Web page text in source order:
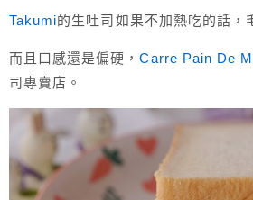
Takumi的生吐司如果不加熱吃的話，
而且口感還是偏硬，Carre Pain De
司專賣店。